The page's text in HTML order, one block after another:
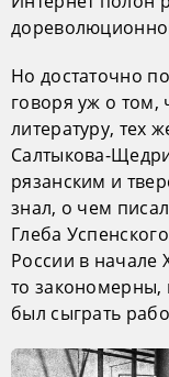
Но достаточно
говоря уж о том,
литературу, тех
Салтыкова-
рязанским и
знал, о чем
Глеба
России в начале
то закономерны,
был сыграть